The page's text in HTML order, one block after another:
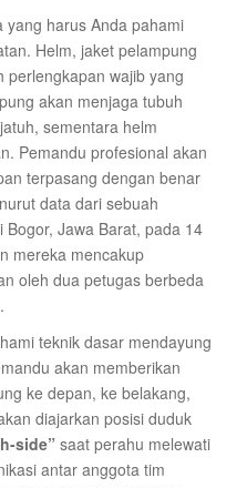
yang harus Anda pahami
Helm, jaket pelampung
perlengkapan wajib yang
akan menjaga tubuh
sementara helm
Pemandu profesional akan
terpasang dengan benar
data dari sebuah
Bogor, Jawa Barat, pada 14
mereka mencakup
oleh dua petugas berbeda
teknik dasar mendayung
akan memberikan
ke depan, ke belakang,
diajarkan posisi duduk
side” saat perahu melewati
antar anggota tim